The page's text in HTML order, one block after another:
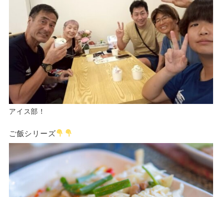
アイス部！
ご飯シリーズ